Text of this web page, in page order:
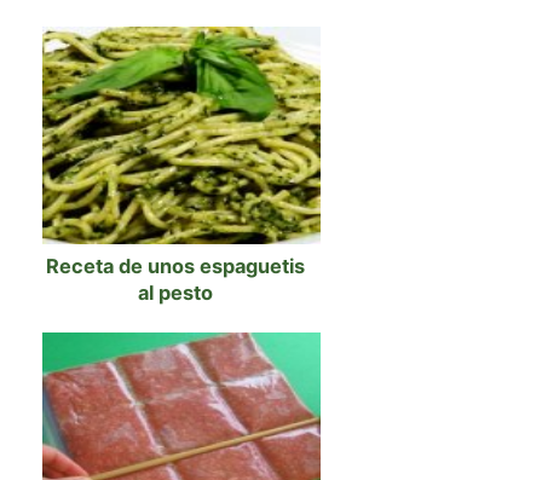
Receta de unos espaguetis
al pesto